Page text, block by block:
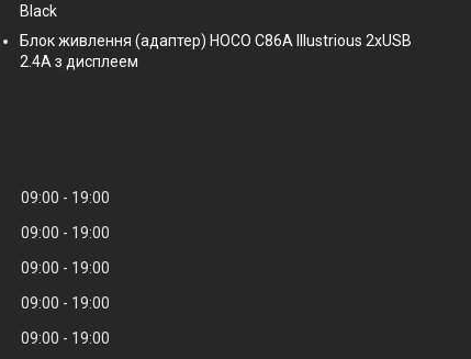
Black
Блок живлення (адаптер) HOCO C86A Illustrious 2xUSB
2.4A з дисплеем
09:00
19:00
09:00
19:00
09:00
19:00
09:00
19:00
09:00 19:00